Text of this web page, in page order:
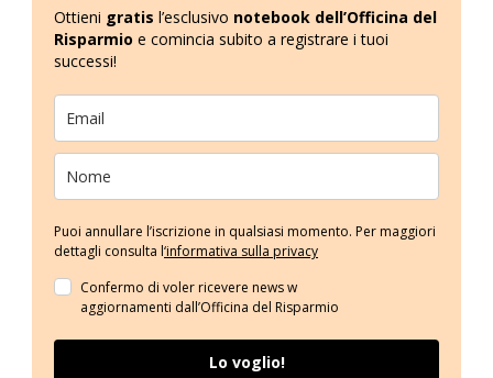
Ottieni gratis l’esclusivo notebook dell’Officina del
Risparmio e comincia subito a registrare i tuoi
successi!
Puoi annullare l’iscrizione in qualsiasi momento. Per maggiori
dettagli consulta l‘informativa sulla privacy
Confermo di voler ricevere news w
aggiornamenti dall’Officina del Risparmio
Lo voglio!